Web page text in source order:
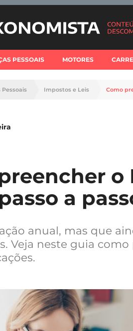
PESSOAIS MOTORES
Pessoais Impostos e Leis Como
o
a
anual, mas que
Veja neste guia como